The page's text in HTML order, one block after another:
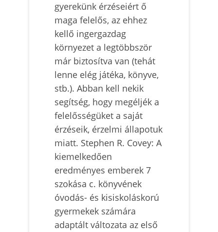
gyerekünk érzéseiért ő
maga felelős, az ehhez
kellő ingergazdag
környezet a legtöbbször
már biztosítva van (tehát
lenne elég játéka, könyve,
stb.). Abban kell nekik
segítség, hogy megéljék a
felelősségüket a saját
érzéseik, érzelmi állapotuk
miatt. Stephen R. Covey: A
kiemelkedően
eredményes emberek 7
szokása c. könyvének
óvodás- és kisiskoláskorú
gyermekek számára
adaptált változata az első